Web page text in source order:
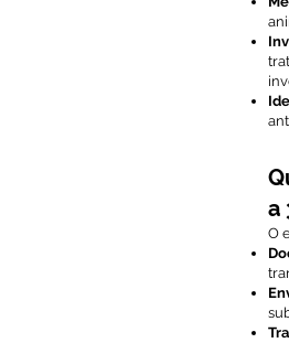
a
O